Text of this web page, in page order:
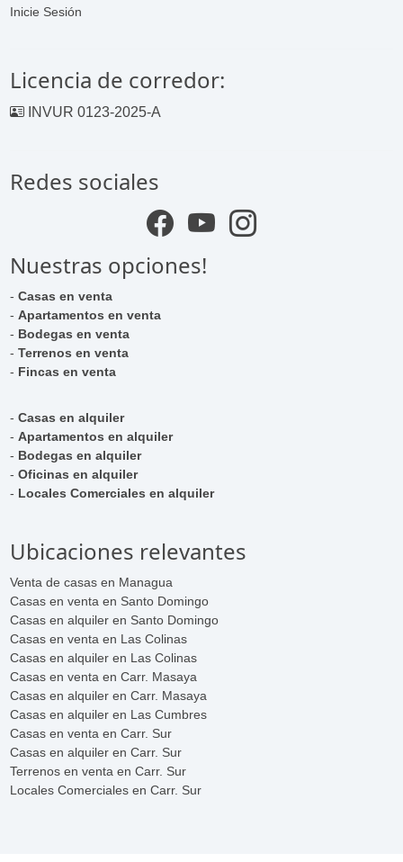
Inicie Sesión
Licencia de corredor:
INVUR 0123-2025-A
Redes sociales
Nuestras opciones!
-Casas en venta
-Apartamentos en venta
- Bodegas en venta
-Terrenos en venta
- Fincas en venta
-Casas en alquiler
-Apartamentos en alquiler
- Bodegas en alquiler
-Oficinas en alquiler
- Locales Comerciales en alquiler
Ubicaciones relevantes
Venta de casas en Managua
Casas en venta en Santo Domingo
Casas en alquiler en Santo Domingo
Casas en venta en Las Colinas
Casas en alquiler en Las Colinas
Casas en venta en Carr. Masaya
Casas en alquiler en Carr. Masaya
Casas en alquiler en Las Cumbres
Casas en venta en Carr. Sur
Casas en alquiler en Carr. Sur
Terrenos en venta en Carr. Sur
Locales Comerciales en Carr. Sur